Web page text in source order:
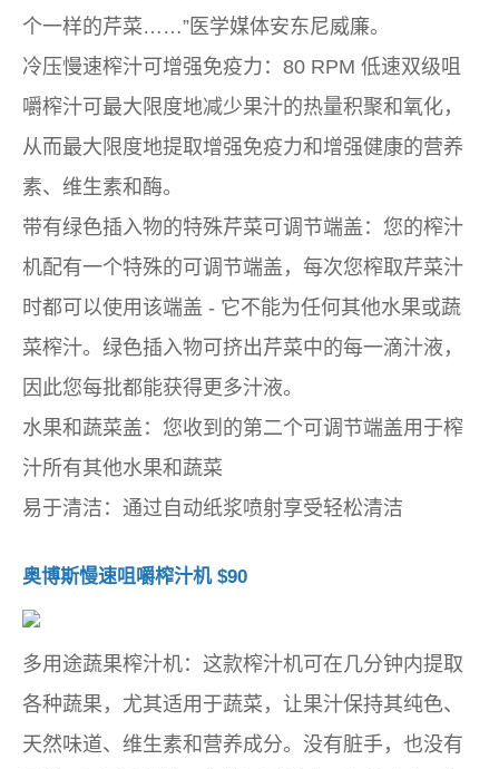
个一样的芹菜……”医学媒体安东尼威廉。
冷压慢速榨汁可增强免疫力：80 RPM 低速双级咀
嚼榨汁可最大限度地减少果汁的热量积聚和氧化，
从而最大限度地提取增强免疫力和增强健康的营养
素、维生素和酶。
带有绿色插入物的特殊芹菜可调节端盖：您的榨汁
机配有一个特殊的可调节端盖，每次您榨取芹菜汁
时都可以使用该端盖 - 它不能为任何其他水果或蔬
菜榨汁。绿色插入物可挤出芹菜中的每一滴汁液，
因此您每批都能获得更多汁液。
水果和蔬菜盖：您收到的第二个可调节端盖用于榨
汁所有其他水果和蔬菜
易于清洁：通过自动纸浆喷射享受轻松清洁
奥博斯慢速咀嚼榨汁机 $90
多用途蔬果榨汁机：这款榨汁机可在几分钟内提取
各种蔬果，尤其适用于蔬菜，让果汁保持其纯色、
天然味道、维生素和营养成分。没有脏手，也没有